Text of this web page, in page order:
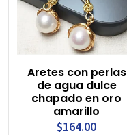
Aretes con perlas
de agua dulce
chapado en oro
amarillo
$164.00